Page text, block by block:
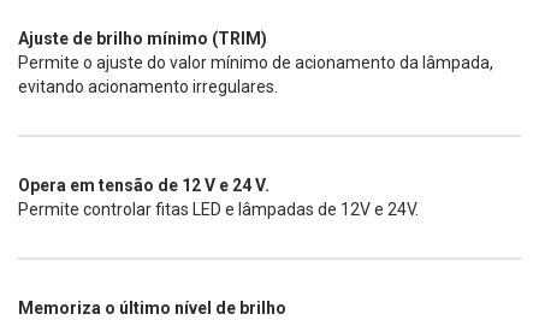
Ajuste de brilho mínimo (TRIM)
Permite o ajuste do valor mínimo de acionamento da lâmpada,
evitando acionamento irregulares.
Opera em tensão de 12 V e 24 V.
Permite controlar fitas LED e lâmpadas de 12V e 24V.
Memoriza o último nível de brilho